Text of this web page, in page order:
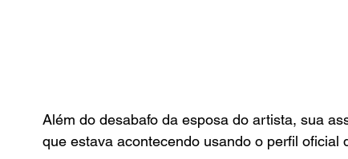
Além do desabafo da esposa do artista, sua
que estava acontecendo usando o perfil oficial